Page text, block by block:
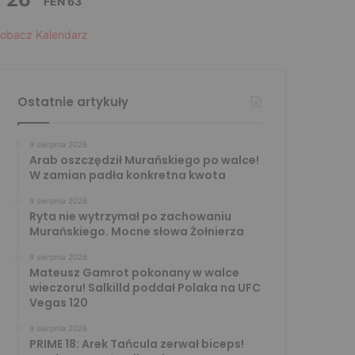
Kalendarz
Ostatnie artykuły
9 sierpnia 2026
Arab oszczędził Murańskiego po walce!
W zamian padła konkretna kwota
9 sierpnia 2026
Ryta nie wytrzymał po zachowaniu
Murańskiego. Mocne słowa Żołnierza
9 sierpnia 2026
Mateusz Gamrot pokonany w walce
wieczoru! Salkilld poddał Polaka na UFC
Vegas 120
9 sierpnia 2026
PRIME 18: Arek Tańcula zerwał biceps!